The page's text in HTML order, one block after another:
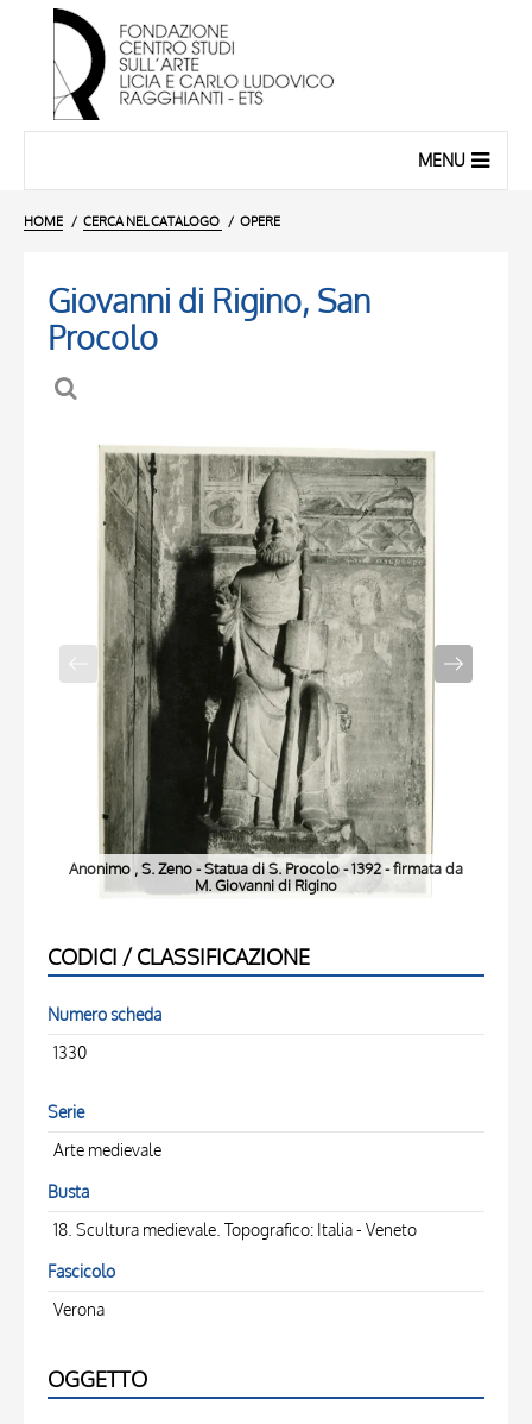
MENU
HOME CERCA NEL CATALOGO OPERE
Giovanni di Rigino, San
Procolo
Anonimo , S. Zeno - Statua di S. Procolo - 1392 - firmata da
M. Giovanni di Rigino
CODICI / CLASSIFICAZIONE
Numero scheda
1330
Serie
Arte medievale
Busta
18. Scultura medievale. Topografico: Italia - Veneto
Fascicolo
Verona
OGGETTO